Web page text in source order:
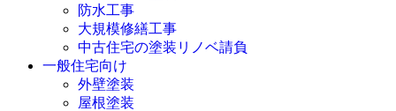
防水工事
大規模修繕工事
中古住宅の塗装リノベ請負
一般住宅向け
外壁塗装
屋根塗装